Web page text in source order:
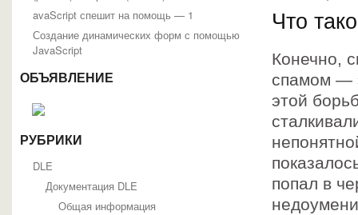
avaScript спешит на помощь — 1
Создание динамических форм с помощью
JavaScript
ОБЪЯВЛЕНИЕ
РУБРИКИ
DLE
Документация DLE
Общая информация
Что
Конечно,
спамом —
этой
попал в